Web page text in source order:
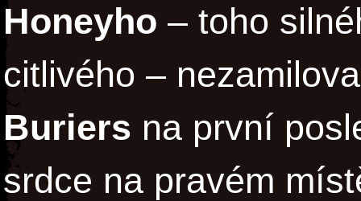
Honeyho – toho
citlivého –
Buriers na první
srdce na pravém